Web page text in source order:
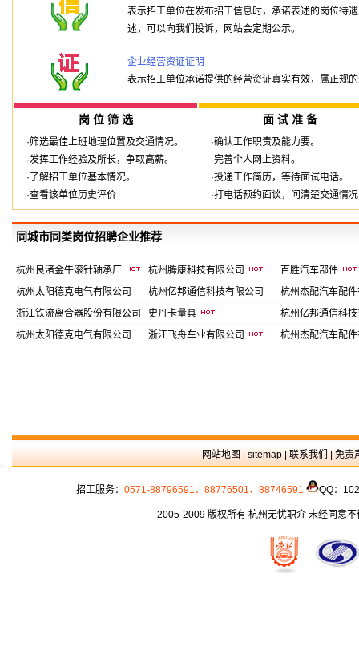
表示招工单位在发布招工信息时，承诺表述的岗位待
述，可以向我们投诉，网站会定期公示。
企业经营资证证明
表示招工单位承诺提供的经营资证真实有效，属正规
岗 位 筛 选 面 试 准 备
·筛选最佳上班地理位置及交通情况。
·发挥工作经验及所长，争取高薪。
·了解招工单位基本情况。
·查看该单位历史评价
·确认工作职责及能力要。
·完善个人网上资料。
·投递工作简历，等待面试电话。
·打电话预约面谈，问清楚交通情况
同城市同类岗位招聘企业推荐
杭州良渚金牛滚针轴承厂 杭州腾康科技有限公司
百胜汽车部件
杭州太阳德克电气有限公司
杭州亿邦通信科技有限公司
杭州杰配汽车配
浙江铁流离合器股份有限公司
史丹卡量具
杭州亿邦通信科
杭州太阳德克电气有限公司
浙江飞舟车业有限公司 杭州杰配汽车配
网站地图 sitemap 联系我们 免责
招工服务： 0571-88796591、88776501、88746591 QQ：
2005-2009 版权所有 杭州无忧职介 未经同意